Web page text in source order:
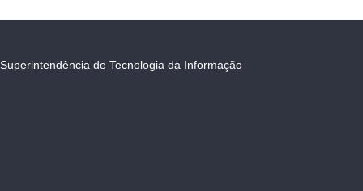
Superintendência de Tecnologia da Informação